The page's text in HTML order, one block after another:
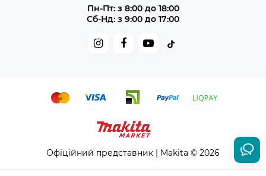
Пн-Пт: з 8:00 до 18:00
Сб-Нд: з 9:00 до 17:00
Офіційний представник | Makita © 2026